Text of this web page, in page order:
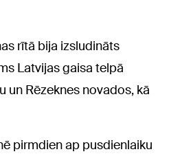
rītā bija izsludināts
Latvijas gaisa telpā
un Rēzeknes novados, kā
pirmdien ap pusdienlaiku